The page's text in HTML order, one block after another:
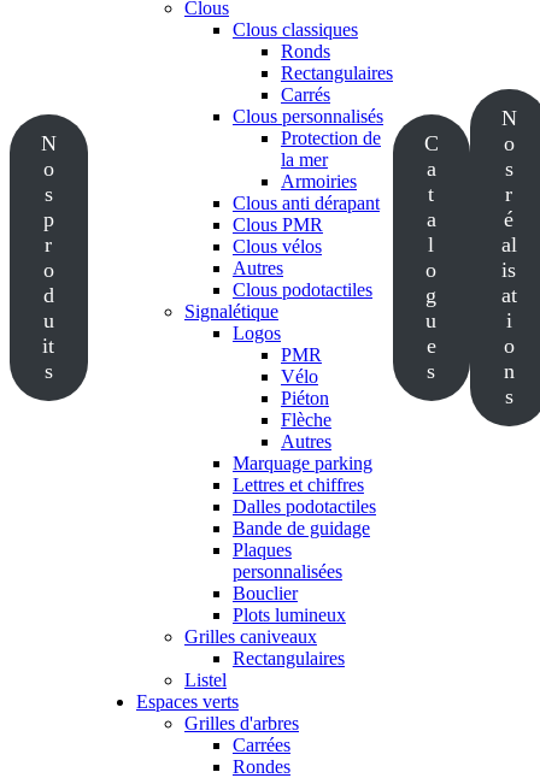
N
o
s
p
r
o
d
u
it
s
Clous
Clous classiques
Ronds
Rectangulaires
Carrés
Clous personnalisés
Protection de
la mer
Armoiries
Clous anti dérapant
Clous PMR
Clous vélos
Autres
Clous podotactiles
Signalétique
Logos
PMR
Vélo
Piéton
Flèche
Autres
Marquage parking
Lettres et chiffres
Dalles podotactiles
Bande de guidage
Plaques
personnalisées
Bouclier
Plots lumineux
Grilles caniveaux
Rectangulaires
Listel
Espaces verts
Grilles d'arbres
Carrées
Rondes
C
a
t
a
l
o
g
u
e
s
N
o
s
r
é
al
is
at
i
o
n
s